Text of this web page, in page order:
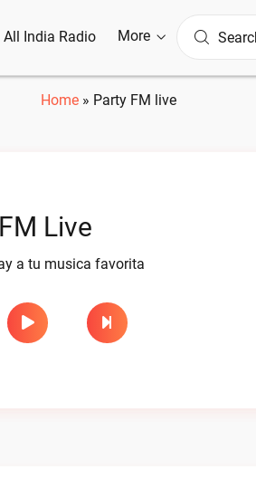
All India Radio More
Home » Party FM live
Live
a tu musica favorita